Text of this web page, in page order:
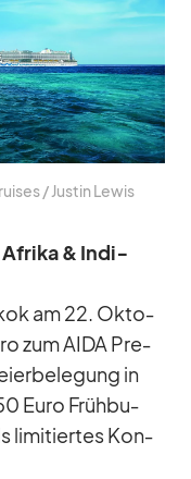
/​ Jus­tin Le­wis
Afrika & In­di­
am 22. Ok­to­
zum AIDA Pre­
in
Euro Früh­bu­
li­mi­tier­tes Kon­